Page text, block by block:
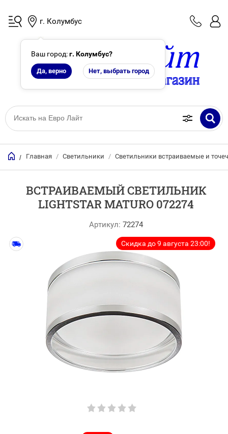
г. Колумбус
Ваш город:г. Колумбус?
Да, верно Нет, выбрать город
/ Главная / Светильники / Светильники встраиваемые и
ВСТРАИВАЕМЫЙ СВЕТИЛЬНИК
LIGHTSTAR MATURO 072274
Артикул: 72274
Скидка до 9 августа 23:00!